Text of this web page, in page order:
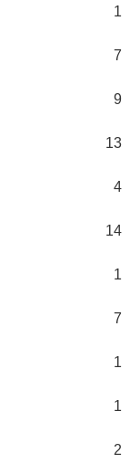
1
7
9
13
4
14
1
7
1
1
2